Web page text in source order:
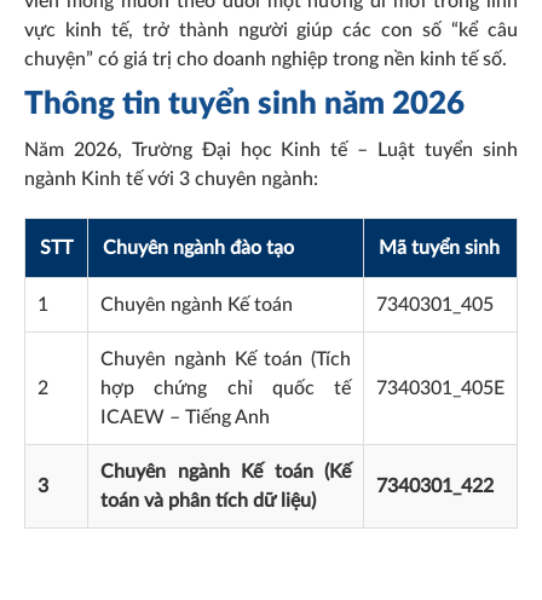
vực kinh tế, trở thành người giúp các con số “kể câu
chuyện” có giá trị cho doanh nghiệp trong nền kinh tế số.
Thông tin tuyển sinh năm 2026
Năm 2026, Trường Đại học Kinh tế – Luật tuyển sinh
ngành Kinh tế với 3 chuyên ngành:
STT Chuyên ngành đào tạo Mã tuyển sinh
1 Chuyên ngành Kế toán 7340301_405
2
Chuyên ngành Kế toán (Tích
hợp chứng chỉ quốc tế
ICAEW – Tiếng Anh
7340301_405E
3
Chuyên ngành Kế toán (Kế
toán và phân tích dữ liệu)
7340301_422